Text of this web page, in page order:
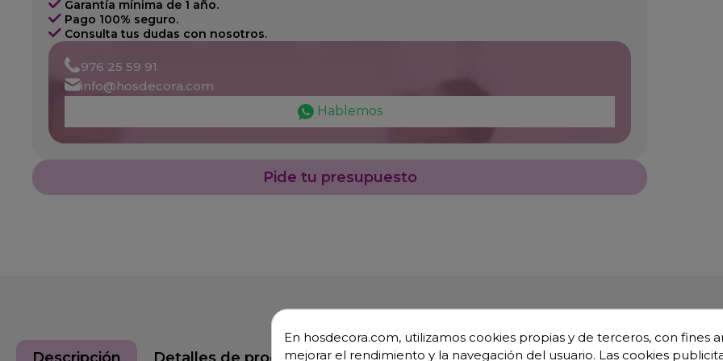
Garantía mínima de 1 año.
Pago 100% seguro.
Consulta tus dudas con nosotros.
976 25 59 91
info@hosdecora.com
Hablemos
Pide tu presupuesto
En hosdecora.com, utilizamos cookies propias y de terceros, con fines
mejorar el rendimiento y la navegación del usuario. Las cookies